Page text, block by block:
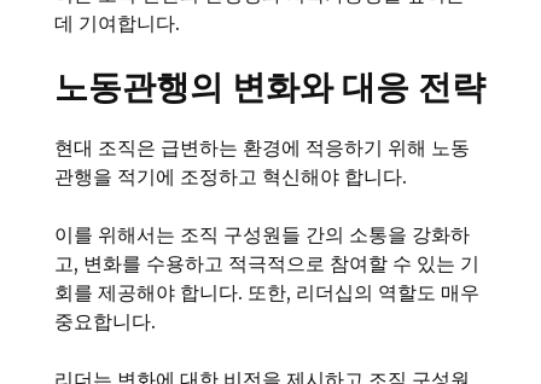
데 기여합니다.
노동관행의 변화와 대응 전략
현대 조직은 급변하는 환경에 적응하기 위해 노동
관행을 적기에 조정하고 혁신해야 합니다.
이를 위해서는 조직 구성원들 간의 소통을 강화하
고, 변화를 수용하고 적극적으로 참여할 수 있는 기
회를 제공해야 합니다. 또한, 리더십의 역할도 매우
중요합니다.
리더는 변화에 대한 비전을 제시하고 조직 구성원